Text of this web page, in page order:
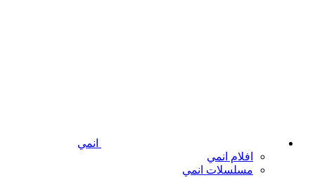
انمي
افلام انمي
مسلسلات انمي